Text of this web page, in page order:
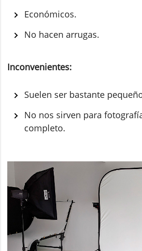
Económicos.
No hacen arrugas.
Inconvenientes:
Suelen ser bastante
No nos sirven para
completo.